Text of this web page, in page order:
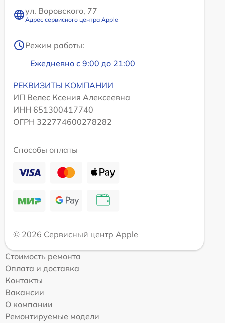
ул. Воровского, 77
Адрес сервисного центра Apple
Режим работы:
Ежедневно с 9:00 до 21:00
РЕКВИЗИТЫ КОМПАНИИ
ИП Велес Ксения Алексеевна
ИНН 651300417740
ОГРН 322774600278282
Способы оплаты
© 2026 Сервисный центр Apple
Стоимость ремонта
Оплата и доставка
Контакты
Вакансии
О компании
Ремонтируемые модели